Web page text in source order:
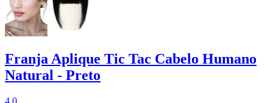
Franja Aplique Tic Tac Cabelo Humano
Natural - Preto
4.0